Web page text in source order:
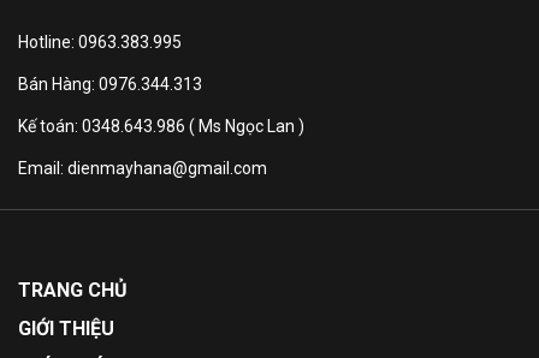
Hotline: 0963.383.995
Bán Hàng: 0976.344.313
Kế toán: 0348.643.986 ( Ms Ngọc Lan )
Email: dienmayhana@gmail.com
TRANG CHỦ
GIỚI THIỆU